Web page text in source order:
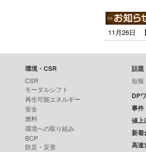
11月26日
環境・CSR
CSR
モーダルシフト
再生可能エネルギー
安全
燃料
環境への取り組み
BCP
防災・災害
話題
短報
DP
事件
値上
新着
高速